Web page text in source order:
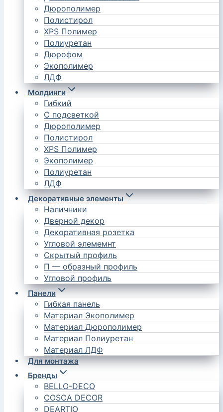
Дюрополимер
Полистирол
XPS Полимер
Полиуретан
Дюрофом
Экополимер
ЛДФ
Молдинги
Гибкий
С подсветкой
Дюрополимер
Полистирол
XPS Полимер
Экополимер
Полиуретан
ЛДФ
Декоративные элементы
Наличники
Дверной декор
Декоративная розетка
Угловой элемемнт
Скрытый профиль
П — образный профиль
Угловой профиль
Панели
Гибкая панель
Материал Экополимер
Материал Дюрополимер
Материал Полиуретан
Материал ЛДФ
Для монтажа
Бренды
BELLO-DECO
COSCA DECOR
DEARTIO